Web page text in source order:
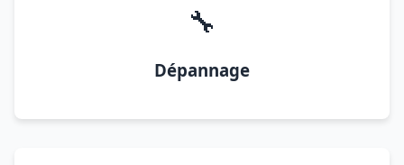
🔧
Dépannage